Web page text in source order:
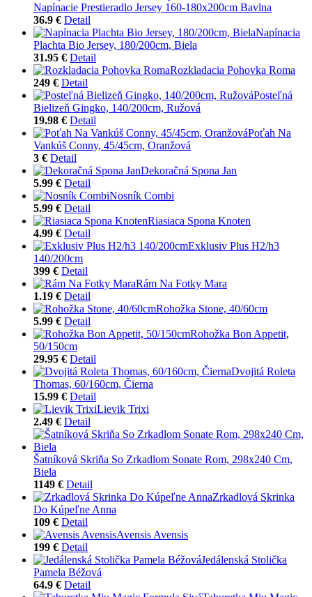
Napínacie Prestieradlo Jersey 160-180x200cm Bavlna
36.9 € Detail
Napínacia
Plachta Bio Jersey, 180/200cm, Biela
31.95 € Detail
Rozkladacia Pohovka Roma
249 € Detail
Posteľná
Bielizeň Gingko, 140/200cm, Ružová
19.98 € Detail
Poťah Na
Vankúš Conny, 45/45cm, Oranžová
3 € Detail
Dekoračná Spona Jan
5.99 € Detail
Nosník Combi
5.99 € Detail
Riasiaca Spona Knoten
4.99 € Detail
Exklusiv Plus H2/h3
140/200cm
399 € Detail
Rám Na Fotky Mara
1.19 € Detail
Rohožka Stone, 40/60cm
5.99 € Detail
Rohožka Bon Appetit,
50/150cm
29.95 € Detail
Dvojitá Roleta
Thomas, 60/160cm, Čierna
15.99 € Detail
Lievik Trixi
2.49 € Detail
Šatníková Skriňa So Zrkadlom Sonate Rom, 298x240 Cm,
Biela
1149 € Detail
Zrkadlová Skrinka
Do Kúpeľne Anna
109 € Detail
Avensis Avensis
199 € Detail
Jedálenská Stolička
Pamela Béžová
64.9 € Detail